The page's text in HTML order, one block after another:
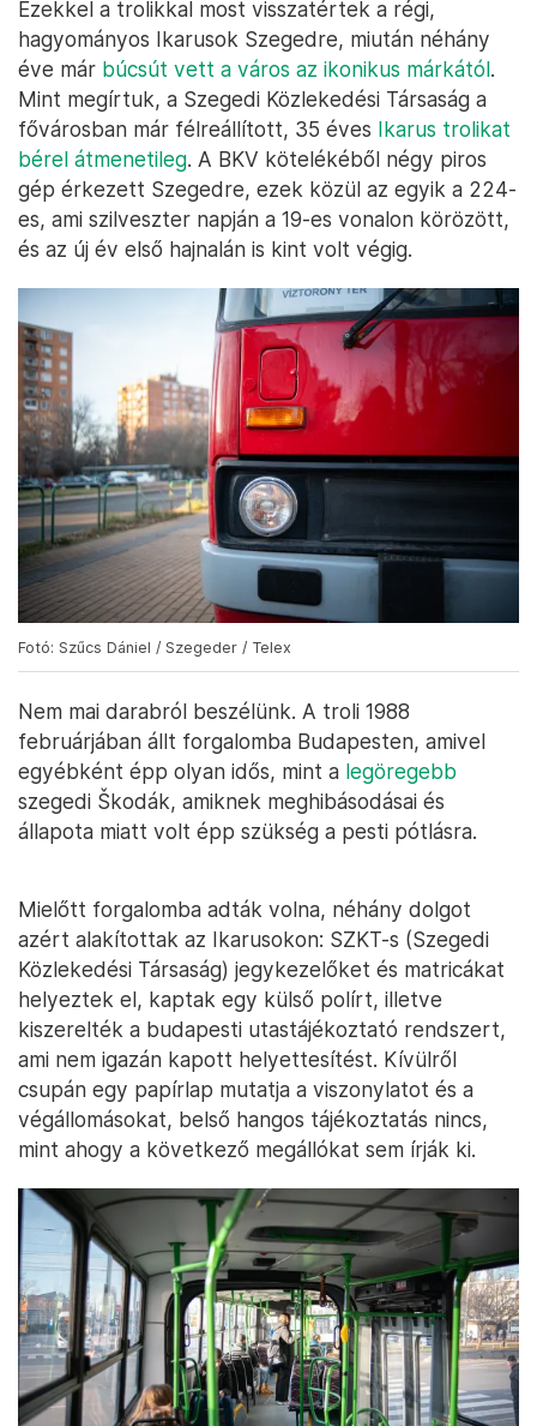
Ezekkel a trolikkal most visszatértek a régi,
hagyományos Ikarusok Szegedre, miután néhány
éve már búcsút vett a város az ikonikus márkától.
Mint megírtuk, a Szegedi Közlekedési Társaság a
fővárosban már félreállított, 35 éves Ikarus trolikat
bérel átmenetileg. A BKV kötelékéből négy piros
gép érkezett Szegedre, ezek közül az egyik a 224-
es, ami szilveszter napján a 19-es vonalon körözött,
és az új év első hajnalán is kint volt végig.
Fotó: Szűcs Dániel / Szegeder / Telex
Nem mai darabról beszélünk. A troli 1988
februárjában állt forgalomba Budapesten, amivel
egyébként épp olyan idős, mint a legöregebb
szegedi Škodák, amiknek meghibásodásai és
állapota miatt volt épp szükség a pesti pótlásra.
Mielőtt forgalomba adták volna, néhány dolgot
azért alakítottak az Ikarusokon: SZKT-s (Szegedi
Közlekedési Társaság) jegykezelőket és matricákat
helyeztek el, kaptak egy külső polírt, illetve
kiszerelték a budapesti utastájékoztató rendszert,
ami nem igazán kapott helyettesítést. Kívülről
csupán egy papírlap mutatja a viszonylatot és a
végállomásokat, belső hangos tájékoztatás nincs,
mint ahogy a következő megállókat sem írják ki.